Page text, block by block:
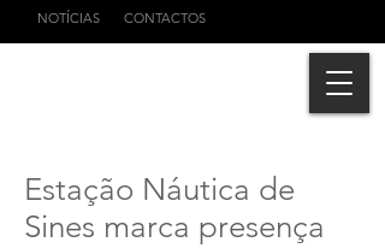
NOTÍCIAS CONTACTOS
Estação Náutica de
Sines marca presença